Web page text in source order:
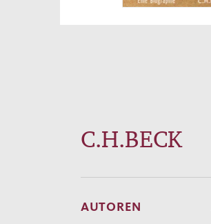
C.H.BECK
AUTOREN